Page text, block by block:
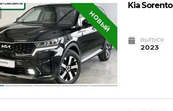
НОВЫЙ
Kia Sorento
ВЫПУСК
2023